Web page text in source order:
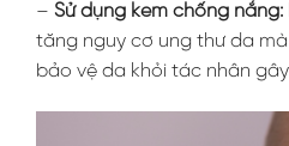
– Sử dụng kem chống nắng:
tăng nguy cơ ung thư da
bảo vệ da khỏi tác nhân